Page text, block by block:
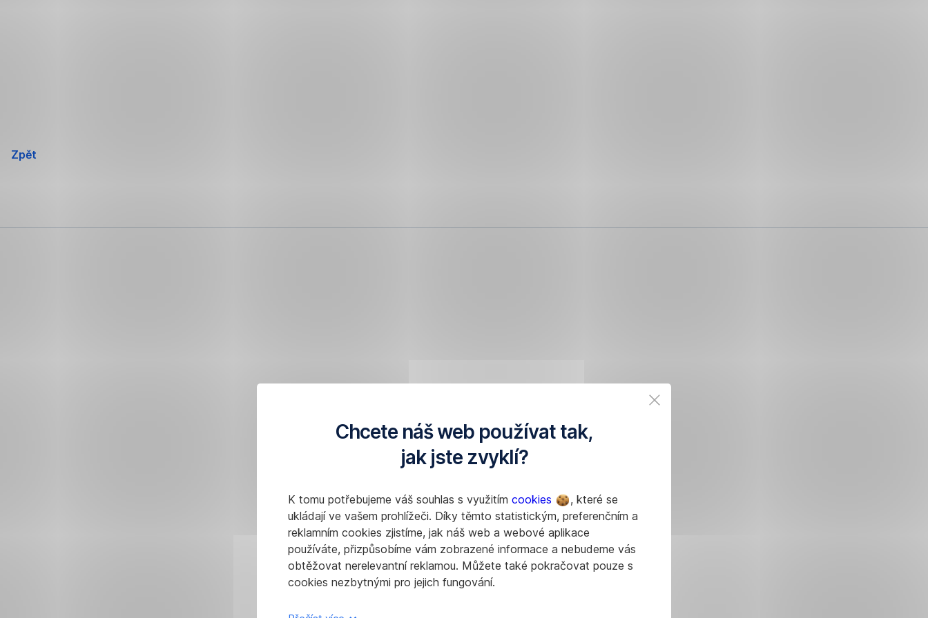
Chcete náš web používat tak,
jak jste zvyklí?
K tomu potřebujeme váš souhlas s využitím cookies
, které se
ukládají ve vašem prohlížeči. Díky těmto statistickým, preferenčním a
reklamním cookies zjistíme, jak náš web a webové aplikace
používáte, přizpůsobíme vám zobrazené informace a nebudeme vás
obtěžovat nerelevantní reklamou. Můžete také pokračovat pouze s
cookies nezbytnými pro jejich fungování.
Zpět